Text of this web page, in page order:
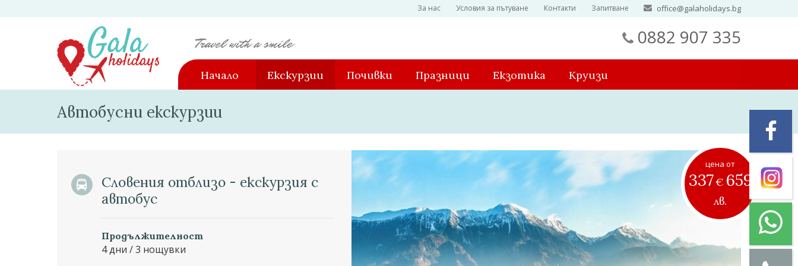
office@galaholidays.bg
За нас Условия за пътуване Контакти Запитване
0882 907 335
Начало Екскурзии Почивки Празници Екзотика Круизи
Автобусни екскурзии
Словения отблизо - екскурзия с
автобус
Продължителност
4 дни / 3 нощувки
цена от
337€ 659
лв.